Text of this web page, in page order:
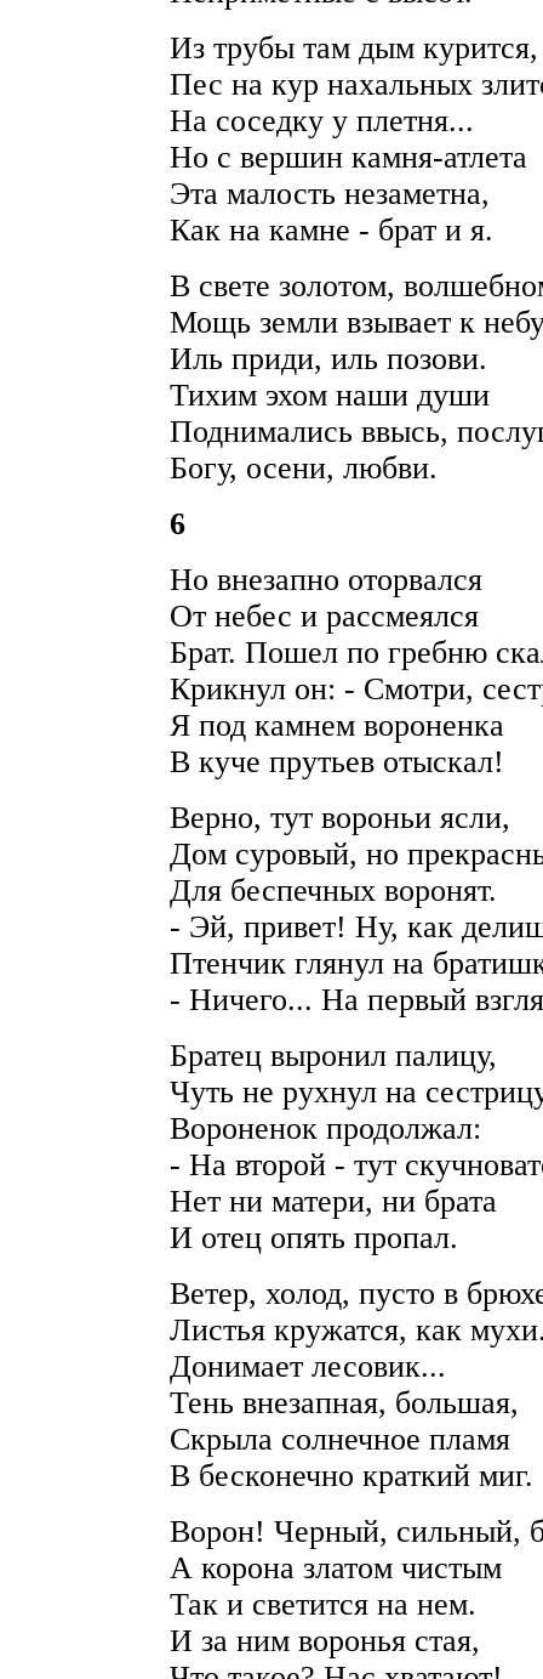
Из трубы там дым курится,
Пес на кур нахальных
На соседку у плетня...
Но с вершин камня-атлета
Эта малость незаметна,
Как на камне - брат и я.
В свете золотом,
Мощь земли взывает к
Иль приди, иль позови.
Тихим эхом наши души
Поднимались ввысь,
Богу, осени, любви.
6
Но внезапно оторвался
От небес и рассмеялся
Брат. Пошел по гребню
Крикнул он: - Смотри,
Я под камнем вороненка
В куче прутьев отыскал!
Верно, тут вороньи ясли,
Дом суровый, но
Для беспечных воронят.
- Эй, привет! Ну, как
Птенчик глянул на
- Ничего... На первый
Братец выронил палицу,
Чуть не рухнул на
Вороненок продолжал:
- На второй - тут
Нет ни матери, ни брата
И отец опять пропал.
Ветер, холод, пусто в
Листья кружатся, как
Донимает лесовик...
Тень внезапная, большая,
Скрыла солнечное пламя
В бесконечно краткий миг.
Ворон! Черный, сильный,
А корона златом чистым
Так и светится на нем.
И за ним воронья стая,